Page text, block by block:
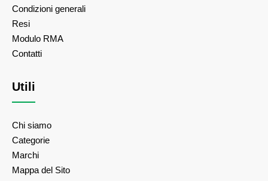
Condizioni generali
Resi
Modulo RMA
Contatti
Utili
Chi siamo
Categorie
Marchi
Mappa del Sito